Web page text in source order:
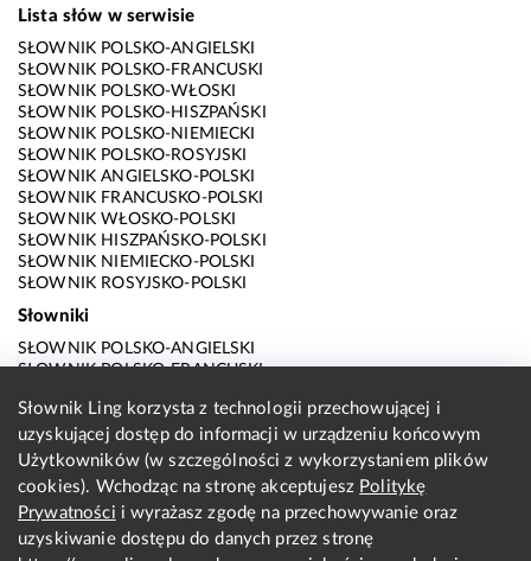
Lista słów w serwisie
SŁOWNIK POLSKO-ANGIELSKI
SŁOWNIK POLSKO-FRANCUSKI
SŁOWNIK POLSKO-WŁOSKI
SŁOWNIK POLSKO-HISZPAŃSKI
SŁOWNIK POLSKO-NIEMIECKI
SŁOWNIK POLSKO-ROSYJSKI
SŁOWNIK ANGIELSKO-POLSKI
SŁOWNIK FRANCUSKO-POLSKI
SŁOWNIK WŁOSKO-POLSKI
SŁOWNIK HISZPAŃSKO-POLSKI
SŁOWNIK NIEMIECKO-POLSKI
SŁOWNIK ROSYJSKO-POLSKI
Słowniki
SŁOWNIK POLSKO-ANGIELSKI
SŁOWNIK POLSKO-FRANCUSKI
SŁOWNIK POLSKO-HISZPAŃSKI
SŁOWNIK POLSKO-NIEMIECKI
SŁOWNIK POLSKO-ROSYJSKI
SŁOWNIK ANGIELSKO-POLSKI
SŁOWNIK FRANCUSKO-POLSKI
SŁOWNIK WŁOSKO-POLSKI
SŁOWNIK HISZPAŃSKO-POLSKI
Słownik Ling korzysta z technologii przechowującej i
uzyskującej dostęp do informacji w urządzeniu końcowym
Użytkowników (w szczególności z wykorzystaniem plików
cookies). Wchodząc na stronę akceptujesz Politykę
Prywatności i wyrażasz zgodę na przechowywanie oraz
uzyskiwanie dostępu do danych przez stronę